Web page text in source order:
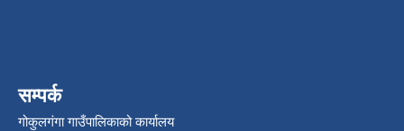
सम्पर्क
गोकुलगंगा गाउँपालिकाको कार्यालय